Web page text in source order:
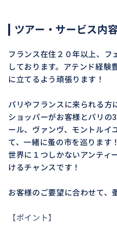
ツアー・サービス内
フランス在住２０年以上、フ
しております。アテンド経験
に立てるよう頑張ります！
パリやフランスに来られる方
ショッパーがお客様とパリの
ール、ヴァンヴ、モントルイ
て、一緒に蚤の市を巡ります！
世界に１つしかないアンティ
けるチャンスです！
お客様のご要望に合わせて、
【ポイント】